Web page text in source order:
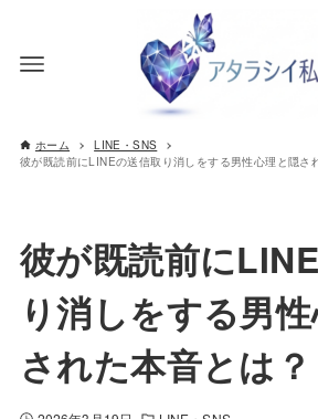
ホーム
LINE・SNS
彼が既読前にLINEの送信取り消しをする男性心理と隠さ
彼が既読前に
り消しをする男
された本音とは？